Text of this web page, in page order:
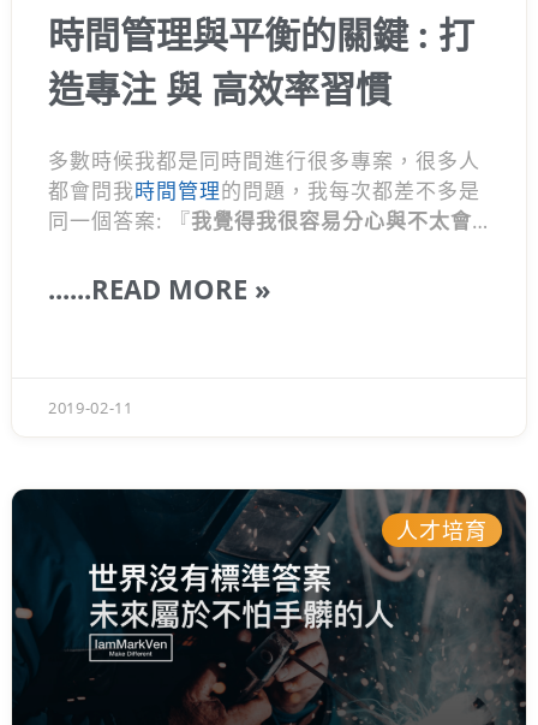
時間管理與平衡的關鍵 : 打
造專注 與 高效率習慣
多數時候我都是同時間進行很多專案，很多人
都會問我時間管理的問題，我每次都差不多是
同一個答案: 『我覺得我很容易分心與不太會
實這真的。我認為時間管理
......READ MORE »
2019-02-11
人才培育